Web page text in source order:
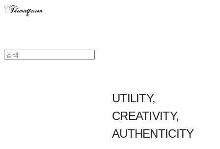
UTILITY,
CREATIVITY,
AUTHENTICITY